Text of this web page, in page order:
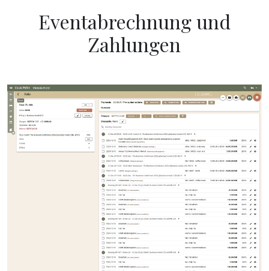
Eventabrechnung und
Zahlungen